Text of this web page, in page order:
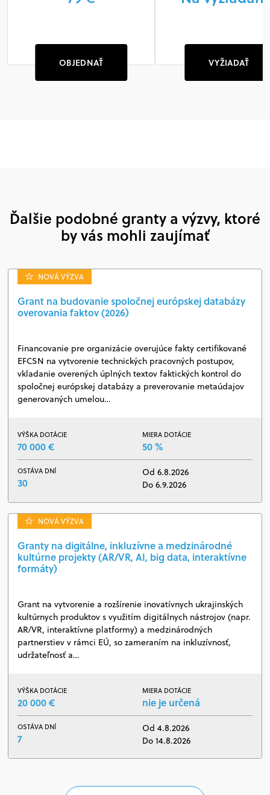
OBJEDNAŤ VYŽIADAŤ
Ďalšie podobné granty a výzvy, ktoré
by vás mohli zaujímať
NOVÁ VÝZVA
Grant na budovanie spoločnej európskej databázy
overovania faktov (2026)
Financovanie pre organizácie overujúce fakty certifikované
EFCSN na vytvorenie technických pracovných postupov,
vkladanie overených úplných textov faktických kontrol do
spoločnej európskej databázy a preverovanie metaúdajov
generovaných umelou…
VÝŠKA DOTÁCIE
70 000 €
MIERA DOTÁCIE
50 %
OSTÁVA DNÍ
30
Od 6.8.2026
Do 6.9.2026
NOVÁ VÝZVA
Granty na digitálne, inkluzívne a medzinárodné
kultúrne projekty (AR/VR, AI, big data, interaktívne
formáty)
Grant na vytvorenie a rozšírenie inovatívnych ukrajinských
kultúrnych produktov s využitím digitálnych nástrojov (napr.
AR/VR, interaktívne platformy) a medzinárodných
partnerstiev v rámci EÚ, so zameraním na inkluzívnosť,
udržateľnosť a…
VÝŠKA DOTÁCIE
20 000 €
MIERA DOTÁCIE
nie je určená
OSTÁVA DNÍ
7
Od 4.8.2026
Do 14.8.2026